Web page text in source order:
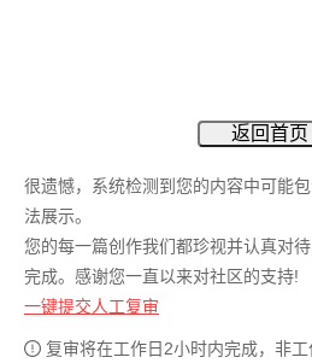
返回首页
很遗憾，系统检测到您的内容中可能
法展示。
您的每一篇创作我们都珍视并认真对
完成。感谢您一直以来对社区的支持!
一键提交人工复审
复审将在工作日2小时内完成，非